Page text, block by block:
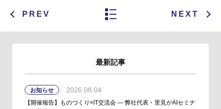
PREV NEXT
最新記事
お知らせ 2026.08.04
【開催報告】ものづくり×IT交流会 ― 弊社代表・里見がAIセミナ